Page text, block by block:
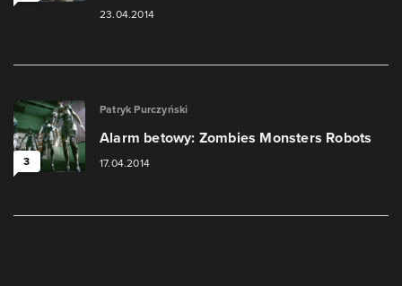
23.04.2014
3
Patryk Purczyński
Alarm betowy: Zombies Monsters Robots
17.04.2014